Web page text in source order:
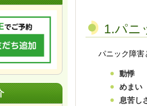
1.パニ
パニック障害
動悸
めまい
息苦し